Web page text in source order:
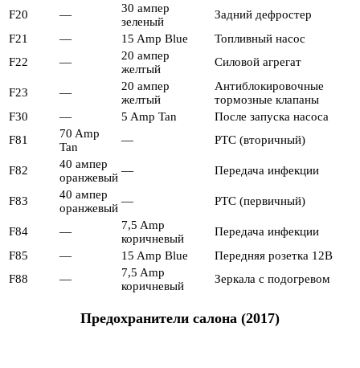
F20
—
30 ампер
зеленый
Задний дефростер
F21
— 15 Amp Blue
Топливный насос
F22
—
20 ампер
желтый
Силовой агрегат
F23 —
20 ампер
желтый
Антиблокировочные
тормозные клапаны
F30
— 5 Amp Tan
После запуска насоса
F81
70 Amp
Tan
— PTC (вторичный)
F82
40 ампер
оранжевый
— Передача инфекции
F83
40 ампер
оранжевый
— PTC (первичный)
F84 —
7,5 Amp
коричневый
Передача инфекции
F85
— 15 Amp Blue
Передняя розетка 12В
F88
—
7,5 Amp
коричневый
Зеркала с подогревом
Предохранители салона (2017)